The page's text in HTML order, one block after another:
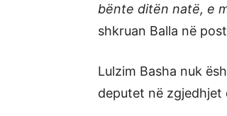
bënte ditën natë, e
shkruan Balla në
Lulzim Basha nuk
deputet në zgjedhjet